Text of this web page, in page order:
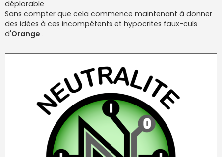
déplorable.
Sans compter que cela commence maintenant à donner
des idées à ces incompétents et hypocrites faux-culs
d'Orange...